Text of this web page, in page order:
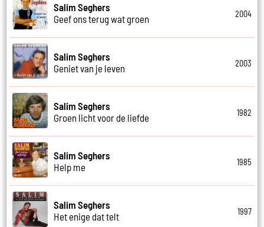
Salim Seghers
Geef ons terug wat groen
2004
Salim Seghers
Geniet van je leven
2003
Salim Seghers
Groen licht voor de liefde
1982
Salim Seghers
Help me
1985
Salim Seghers
Het enige dat telt
1997